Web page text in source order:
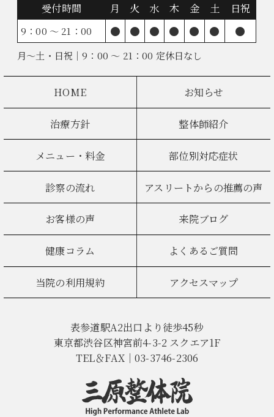
受付時間 月 火 水 木 金 土 日祝
9：00 ～ 21：00 ● ● ● ● ● ● ●
月～土・日祝｜9：00 ～ 21：00 定休日なし
HOME お知らせ
治療方針 整体師紹介
メニュー・料金 部位別対応症状
診察の流れ アスリートからの推薦の声
お客様の声 来院ブログ
健康コラム よくあるご質問
当院の利用規約 アクセスマップ
表参道駅A2出口より徒歩45秒
東京都渋谷区神宮前4-3-2 スクエア1F
TEL＆FAX｜03-3746-2306